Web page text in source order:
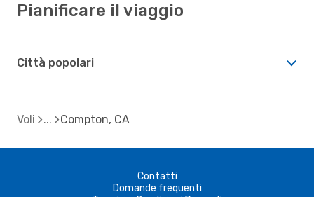
Pianificare il viaggio
Città popolari
Voli Compton, CA
Contatti
Domande frequenti